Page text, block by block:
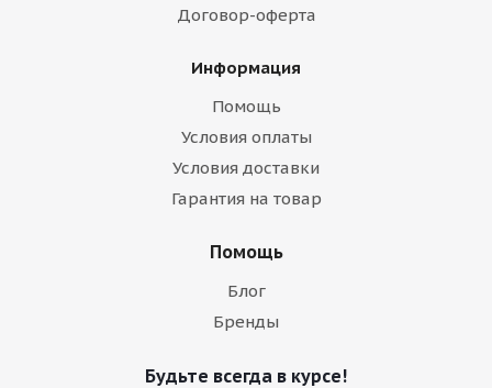
Договор-оферта
Информация
Помощь
Условия оплаты
Условия доставки
Гарантия на товар
Помощь
Блог
Бренды
Будьте всегда в курсе!